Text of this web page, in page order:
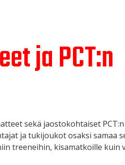
ja PCT:n
sekä jaostokohtaiset
ja tukijoukot osaksi samaa
treeneihin, kisamatkoille kuin